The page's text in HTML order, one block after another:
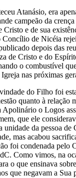
Atanásio, era
campeão da
Cristo e de sua
Concílio de Nicéia
depois das
de Cristo e do
o combustível
nas próximas
do Filho foi
quanto à relação
Apolinário o Logos
que ele
unidade da pessoa de
mas acabou
foi condenada pelo
Como vimos, na
o que ensinava
que negavam a Sua